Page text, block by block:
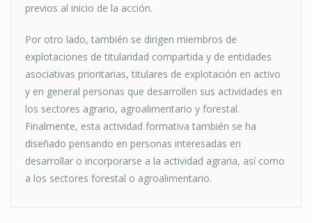
previos al inicio de la acción.
Por otro lado, también se dirigen miembros de
explotaciones de titularidad compartida y de entidades
asociativas prioritarias, titulares de explotación en activo
y en general personas que desarrollen sus actividades en
los sectores agrario, agroalimentario y forestal.
Finalmente, esta actividad formativa también se ha
diseñado pensando en personas interesadas en
desarrollar o incorporarse a la actividad agraria, así como
a los sectores forestal o agroalimentario.